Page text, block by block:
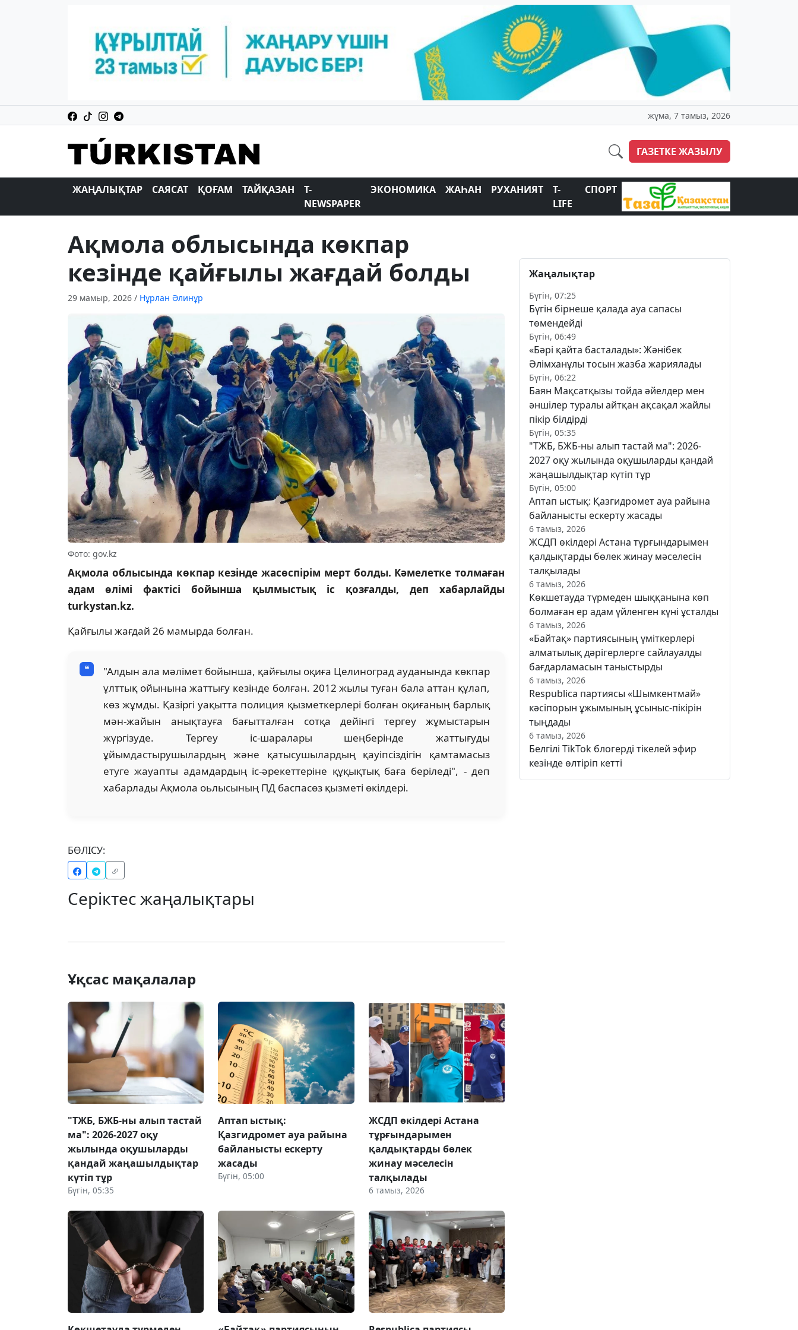
жұма, 7 тамыз, 2026
ГАЗЕТКЕ ЖАЗЫЛУ
ЖАҢАЛЫҚТАР САЯСАТ ҚОҒАМ ТАЙҚАЗАН
T-
NEWSPAPER
ЭКОНОМИКА ЖАҺАН РУХАНИЯТ
T-
LIFE
СПОРТ
Ақмола облысында көкпар
кезінде қайғылы жағдай болды
29 мамыр, 2026 / Нұрлан Әлинұр
Фото: gov.kz
Ақмола облысында көкпар кезінде жасөспірім мерт болды. Кәмелетке толмаған
адам өлімі фактісі бойынша қылмыстық іс қозғалды, деп хабарлайды
turkystan.kz.
Қайғылы жағдай 26 мамырда болған.
"Алдын ала мәлімет бойынша, қайғылы оқиға Целиноград ауданында көкпар
ұлттық ойынына жаттығу кезінде болған. 2012 жылы туған бала аттан құлап,
көз жұмды. Қазіргі уақытта полиция қызметкерлері болған оқиғаның барлық
мән-жайын анықтауға бағытталған сотқа дейінгі тергеу жұмыстарын
жүргізуде. Тергеу іс-шаралары шеңберінде жаттығуды
ұйымдастырушылардың және қатысушылардың қауіпсіздігін қамтамасыз
етуге жауапты адамдардың іс-әрекеттеріне құқықтық баға беріледі", - деп
хабарлады Ақмола оьлысының ПД баспасөз қызметі өкілдері.
БӨЛІСУ:
Серіктес жаңалықтары
Ұқсас мақалалар
"ТЖБ, БЖБ-ны алып тастай
ма": 2026-2027 оқу
жылында оқушыларды
қандай жаңашылдықтар
күтіп тұр
Бүгін, 05:35
Аптап ыстық:
Қазгидромет ауа райына
байланысты ескерту
жасады
Бүгін, 05:00
ЖСДП өкілдері Астана
тұрғындарымен
қалдықтарды бөлек
жинау мәселесін
талқылады
6 тамыз, 2026
Жаңалықтар
Бүгін, 07:25
Бүгін бірнеше қалада ауа сапасы
төмендейді
Бүгін, 06:49
«Бәрі қайта басталады»: Жәнібек
Әлімханұлы тосын жазба жариялады
Бүгін, 06:22
Баян Мақсатқызы тойда әйелдер мен
әншілер туралы айтқан ақсақал жайлы
пікір білдірді
Бүгін, 05:35
"ТЖБ, БЖБ-ны алып тастай ма": 2026-
2027 оқу жылында оқушыларды қандай
жаңашылдықтар күтіп тұр
Бүгін, 05:00
Аптап ыстық: Қазгидромет ауа райына
байланысты ескерту жасады
6 тамыз, 2026
ЖСДП өкілдері Астана тұрғындарымен
қалдықтарды бөлек жинау мәселесін
талқылады
6 тамыз, 2026
Көкшетауда түрмеден шыққанына көп
болмаған ер адам үйленген күні ұсталды
6 тамыз, 2026
«Байтақ» партиясының үміткерлері
алматылық дәрігерлерге сайлауалды
бағдарламасын таныстырды
6 тамыз, 2026
Respublica партиясы «Шымкентмай»
кәсіпорын ұжымының ұсыныс-пікірін
тыңдады
6 тамыз, 2026
Белгілі TikTok блогерді тікелей эфир
кезінде өлтіріп кетті